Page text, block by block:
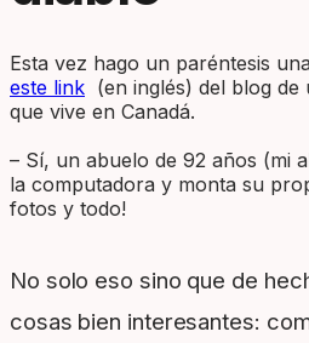
Esta vez hago un paréntesis
este link (en inglés) del blog
que vive en Canadá.
– Sí, un abuelo de 92 años (mi
la computadora y monta su
fotos y todo!
No solo eso sino que de
cosas bien interesantes: